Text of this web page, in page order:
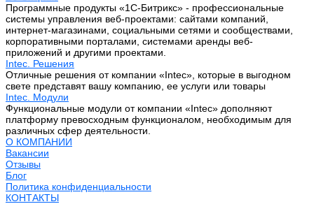
Программные продукты «1С-Битрикс» - профессиональные
системы управления веб-проектами: сайтами компаний,
интернет-магазинами, социальными сетями и сообществами,
корпоративными порталами, системами аренды веб-
приложений и другими проектами.
Intec. Решения
Отличные решения от компании «Intec», которые в выгодном
свете представят вашу компанию, ее услуги или товары
Intec. Модули
Функциональные модули от компании «Intec» дополняют
платформу превосходным функционалом, необходимым для
различных сфер деятельности.
О КОМПАНИИ
Вакансии
Отзывы
Блог
Политика конфиденциальности
КОНТАКТЫ